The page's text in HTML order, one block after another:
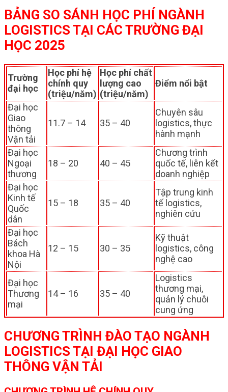
BẢNG SO SÁNH HỌC PHÍ NGÀNH
LOGISTICS TẠI CÁC TRƯỜNG ĐẠI
HỌC 2025
Trường
đại học
Học phí hệ
chính quy
(triệu/năm)
Học phí chất
lượng cao
(triệu/năm)
Điểm nổi bật
Đại học
Giao
thông
Vận tải
11.7 – 14 35 – 40
Chuyên sâu
logistics, thực
hành mạnh
Đại học
Ngoại
thương
18 – 20 40 – 45
Chương trình
quốc tế, liên kết
doanh nghiệp
Đại học
Kinh tế
Quốc
dân
15 – 18 35 – 40
Tập trung kinh
tế logistics,
nghiên cứu
Đại học
Bách
khoa Hà
Nội
12 – 15 30 – 35
Kỹ thuật
logistics, công
nghệ cao
Đại học
Thương
mại
14 – 16 35 – 40
Logistics
thương mại,
quản lý chuỗi
cung ứng
CHƯƠNG TRÌNH ĐÀO TẠO NGÀNH
LOGISTICS TẠI ĐẠI HỌC GIAO
THÔNG VẬN TẢI